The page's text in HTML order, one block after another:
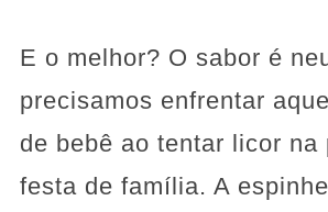
E o melhor? O sabor é
precisamos enfrentar
de bebê ao tentar licor na
festa de família. A